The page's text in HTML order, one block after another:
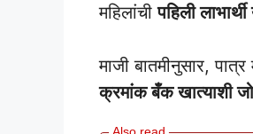
महिलांचीपहिली लाभार्थी
माजी बातमीनुसार,
क्रमांक बँक खात्याशी